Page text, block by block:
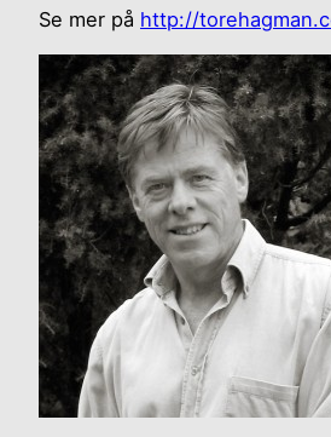
Se mer på http://